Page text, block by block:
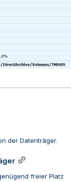
der Datenträger.
freier Platz